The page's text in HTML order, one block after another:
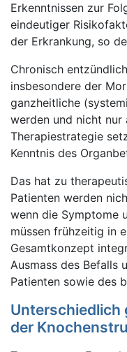
Erkenntnissen zur
eindeutiger
der Erkrankung, so
Chronisch
insbesondere der
ganzheitliche
werden und nicht nur
Therapiestrategie
Kenntnis des
Das hat zu
Patienten werden
wenn die Symptome
müssen frühzeitig in
Gesamtkonzept
Ausmass des Befalls
Patienten sowie des
Unterschiedlich
der